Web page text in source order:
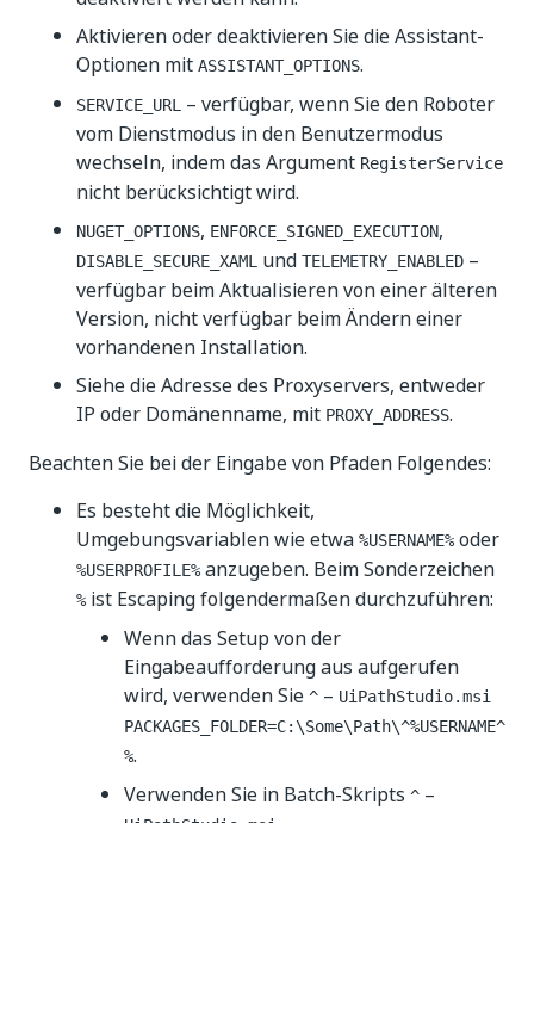
Aktivieren oder deaktivieren Sie die Assistant-
Optionen mit ASSISTANT_OPTIONS.
SERVICE_URL
– verfügbar, wenn Sie den Roboter
vom Dienstmodus in den Benutzermodus
wechseln, indem das Argument RegisterService
nicht berücksichtigt wird.
NUGET_OPTIONS, ENFORCE_SIGNED_EXECUTION,
DISABLE_SECURE_XAML und TELEMETRY_ENABLED –
verfügbar beim Aktualisieren von einer älteren
Version, nicht verfügbar beim Ändern einer
vorhandenen Installation.
Siehe die Adresse des Proxyservers, entweder
IP oder Domänenname, mit PROXY_ADDRESS.
Beachten Sie bei der Eingabe von Pfaden Folgendes:
Es besteht die Möglichkeit,
Umgebungsvariablen wie etwa %USERNAME% oder
%USERPROFILE% anzugeben. Beim Sonderzeichen
% ist Escaping folgendermaßen durchzuführen:
Wenn das Setup von der
Eingabeaufforderung aus aufgerufen
wird, verwenden Sie ^ – UiPathStudio.msi
PACKAGES_FOLDER=C:\Some\Path\^%USERNAME^
%.
Verwenden Sie in Batch-Skripts ^ –
UiPathStudio.msi